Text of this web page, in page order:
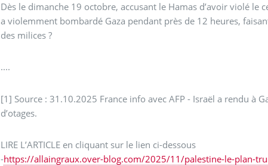
Dès le dimanche 19 octobre, accusant le Hamas d’avoir violé le
a violemment bombardé Gaza pendant près de 12 heures,
des milices ?
....
[1] Source : 31.10.2025 France info avec AFP - Israël a rendu à
d’otages.
LIRE L’ARTICLE en cliquant sur le lien ci-dessous
-https://allaingraux.over-blog.com/2025/11/palestine-le-plan-